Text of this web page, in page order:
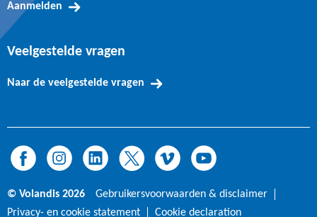
Arbeidsinspectie kan ook een schriftelijke
de wet'. Daarbij wordt een termijn gesteld
opgeheven. Na afloop van deze termijn kan de
behoren is opgeheven. Is dat niet het geval, dan
maakt de inspecteur een boeterapport op.
Boeterapport: de inspecteur zegt direct een
boeterapport aan, als er sprake is van een
ernstige overtreding, of als bij controle blijkt dat
Aanmelden
Veelgestelde vragen
Naar de veelgestelde vragen
© Volandis 2026
Gebruikersvoorwaarden & disclaimer
Privacy- en cookie statement
Cookie declaration